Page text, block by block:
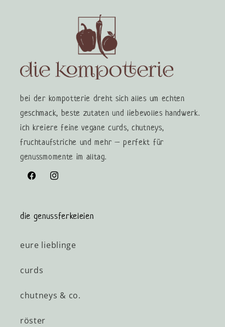
bei der kompotterie dreht sich alles um echten
geschmack, beste zutaten und liebevolles handwerk.
ich kreiere feine vegane curds, chutneys,
fruchtaufstriche und mehr – perfekt für
genussmomente im alltag.
FacebookInstagram
die genussferkeleien
eure lieblinge
curds
chutneys & co.
röster